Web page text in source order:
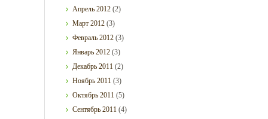
Апрель2012 (2)
Март2012 (3)
Февраль2012 (3)
Январь2012 (3)
Декабрь2011 (2)
Ноябрь2011 (3)
Октябрь2011 (5)
Сентябрь2011 (4)